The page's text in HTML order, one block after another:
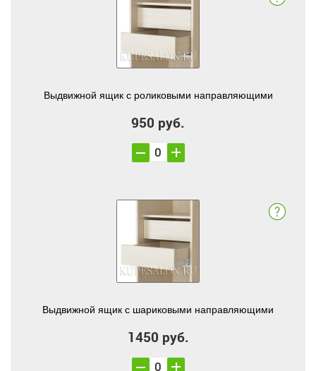
Выдвижной ящик с роликовыми направляющими
950 руб.
Выдвижной ящик с шариковыми направляющими
1450 руб.